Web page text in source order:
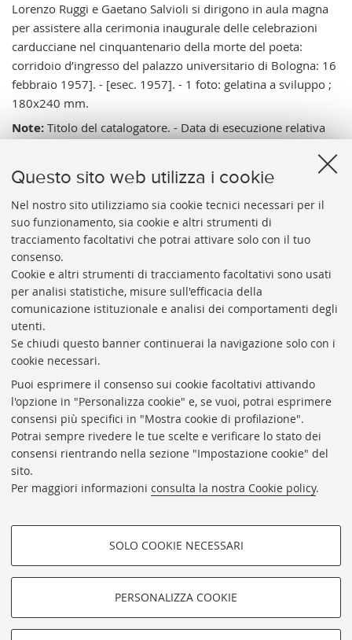
Questo sito web utilizza i cookie
Nel nostro sito utilizziamo sia cookie tecnici necessari per il
suo funzionamento, sia cookie e altri strumenti di
tracciamento facoltativi che potrai attivare solo con il tuo
consenso.
Cookie e altri strumenti di tracciamento facoltativi sono usati
per analisi statistiche, misure sull'efficacia della
comunicazione istituzionale e analisi dei comportamenti degli
utenti.
Se chiudi questo banner continuerai la navigazione solo con i
cookie necessari.
Puoi esprimere il consenso sui cookie facoltativi attivando
l'opzione in "Personalizza cookie" e, se vuoi, potrai esprimere
consensi più specifici in "Mostra cookie di profilazione".
Potrai sempre rivedere le tue scelte e verificare lo stato dei
consensi rientrando nella sezione "Impostazione cookie" del
sito.
Per maggiori informazioni consulta la nostra Cookie policy.
COOKIE DI PROFILAZIONE -
FACOLTATIVI
navigazione degli utenti, creare profili in base al loro comportamento
SOLO COOKIE NECESSARI
PERSONALIZZA COOKIE
Lorenzo Ruggi e Gaetano Salvioli si dirigono in aula magna
per assistere alla cerimonia inaugurale delle celebrazioni
carducciane nel cinquantenario della morte del poeta:
corridoio d’ingresso del palazzo universitario di Bologna: 16
febbraio 1957]. - [esec. 1957]. - 1 foto: gelatina a sviluppo ;
180x240 mm.
Note:Titolo del catalogatore. - Data di esecuzione relativa
Bologna, Libertà (Titti) la figlia di Giosue Carducci, Ruggi il
rappresentante della famiglia Carducci e presidente della
Società autori drammatici e Salvioli il rappresentante del
corpo accademico.
Vai al catalogo: https://sol.unibo.it/SebinaOpac/.do?
idopac=UBO3571699
Responsabile scientifico: prof. Roberto Balzani
Coordinatrice gestionale: Maria Pia Torricelli
Archivio storico dell'Università di Bologna
Via Zamboni, 33 - 40126 Bologna (BO)
Dove siamo
Regolamento
Privacy e note legali
Impostazioni Cookie